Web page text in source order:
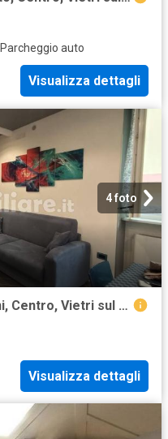
Parcheggio auto
Visualizza dettagli
4 foto
Bilocale via Giuseppe Mazzini, Centro, Vietri sul Mare
Visualizza dettagli